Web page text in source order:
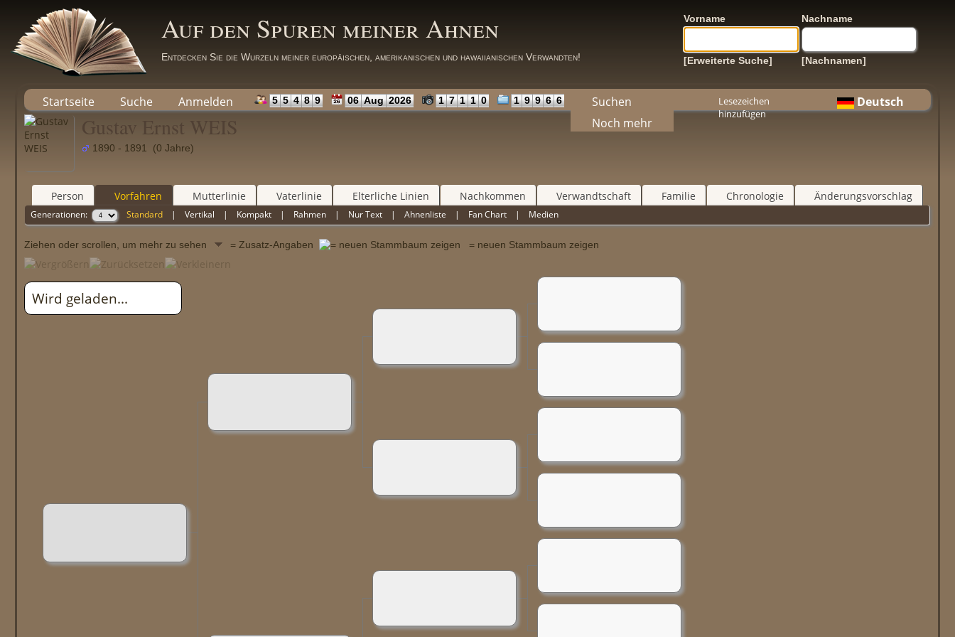
Auf den Spuren meiner Ahnen
Entdecken Sie die Wurzeln meiner europäischen, amerikanischen und hawaiianischen Verwandten!
Vorname Nachname
[Erweiterte Suche] [Nachnamen]
Startseite Suche Anmelden 5 5 4 8 9 06 Aug 2026 1 7 1 1 0 1 9 9 6 6
Suchen
Noch mehr
Lesezeichen
hinzufügen
Deutsch
Gustav Ernst WEIS
1890 - 1891 (0 Jahre)
Person Vorfahren Mutterlinie Vaterlinie Elterliche Linien Nachkommen Verwandtschaft Familie Chronologie Änderungsvorschlag
Generationen: Standard |Vertikal | Kompakt | Rahmen | Nur Text |Ahnenliste | Fan Chart | Medien
Ziehen oder scrollen, um mehr zu sehen = Zusatz-Angaben = neuen Stammbaum zeigen
Wird geladen...